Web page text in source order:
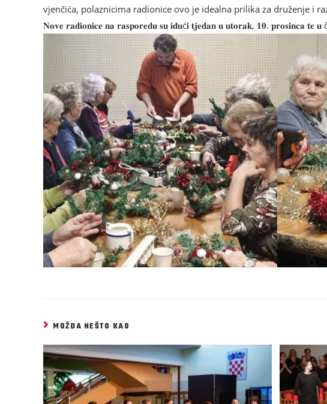
vjenčića, polaznicima radionice ovo je idealna prilika za druženje i
𝐍𝐨𝐯𝐞 𝐫𝐚𝐝𝐢𝐨𝐧𝐢𝐜𝐞 𝐧𝐚 𝐫𝐚𝐬𝐩𝐨𝐫𝐞𝐝𝐮 𝐬𝐮 𝐢𝐝𝐮ć𝐢 𝐭𝐣𝐞𝐝𝐚𝐧 𝐮 𝐮𝐭𝐨𝐫𝐚𝐤, 𝟏𝟎. 𝐩𝐫𝐨𝐬𝐢𝐧𝐜𝐚 𝐭𝐞
MOŽDA NEŠTO KAO